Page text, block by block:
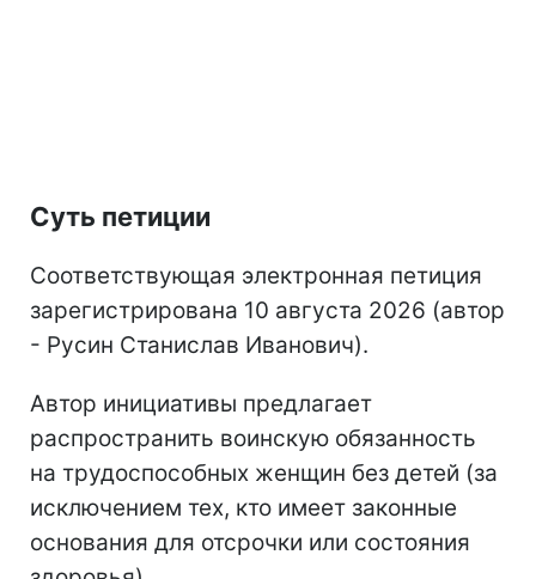
Суть петиции
Соответствующая электронная петиция
зарегистрирована 10 августа 2026 (автор
- Русин Станислав Иванович).
Автор инициативы предлагает
распространить воинскую обязанность
на трудоспособных женщин без детей (за
исключением тех, кто имеет законные
основания для отсрочки или состояния